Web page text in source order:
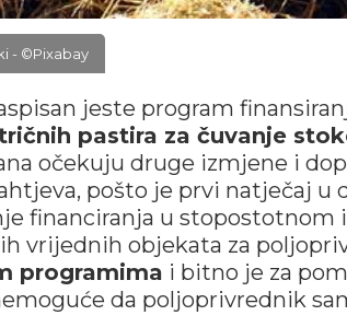
- ©Pixabay
jeste program
pastira za čuvanje
očekuju druge izmjene i
pošto je prvi natječaj u
financiranja u stopostotnom
vrijednih objekata za
programima i bitno je za
da poljoprivrednik